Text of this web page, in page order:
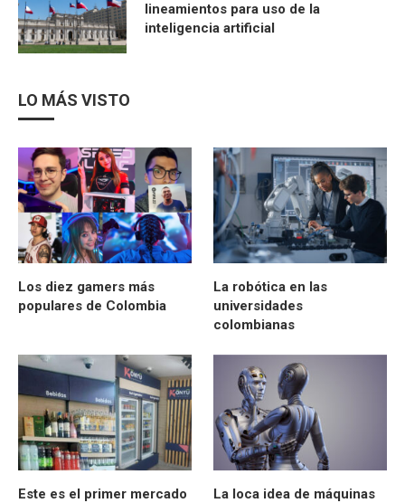
lineamientos para uso de la
inteligencia artificial
LO MÁS VISTO
Los diez gamers más
populares de Colombia
La robótica en las
universidades
colombianas
Este es el primer mercado
La loca idea de máquinas